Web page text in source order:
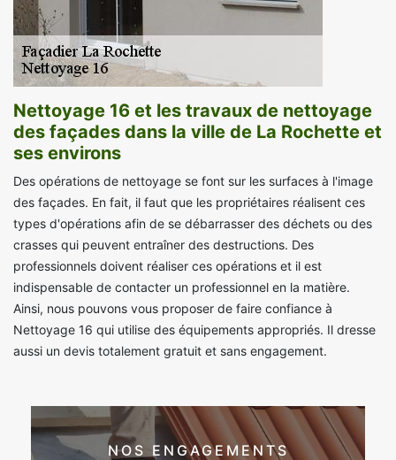
Nettoyage 16 et les travaux de nettoyage
des façades dans la ville de La Rochette et
ses environs
Des opérations de nettoyage se font sur les surfaces à l'image
des façades. En fait, il faut que les propriétaires réalisent ces
types d'opérations afin de se débarrasser des déchets ou des
crasses qui peuvent entraîner des destructions. Des
professionnels doivent réaliser ces opérations et il est
indispensable de contacter un professionnel en la matière.
Ainsi, nous pouvons vous proposer de faire confiance à
Nettoyage 16 qui utilise des équipements appropriés. Il dresse
aussi un devis totalement gratuit et sans engagement.
NOS ENGAGEMENTS